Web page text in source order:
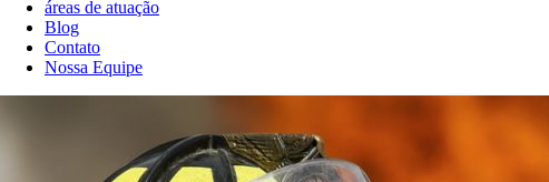
áreas de atuação
Blog
Contato
Nossa Equipe